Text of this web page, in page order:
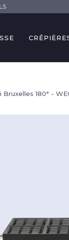
Bruxelles 180° -